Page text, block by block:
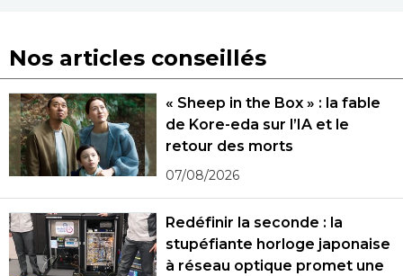
Nos articles conseillés
« Sheep in the Box » : la fable
de Kore-eda sur l’IA et le
retour des morts
07/08/2026
Redéfinir la seconde : la
stupéfiante horloge japonaise
à réseau optique promet une